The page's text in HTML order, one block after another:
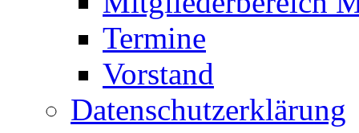
Termine
Vorstand
Datenschutzerklärung